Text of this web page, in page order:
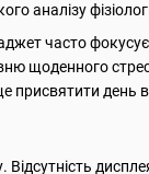
аналізу
часто
щоденного
присвятити день